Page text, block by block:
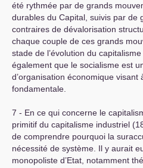
été rythmée par de grands
durables du Capital, suivis par de
contraires de dévalorisation
chaque couple de ces grands
stade de l’évolution du
également que le socialisme est
d’organisation économique
fondamentale.
7 - En ce qui concerne le
primitif du capitalisme industriel
de comprendre pourquoi la
nécessité de système. Il y aurait
monopoliste d’Etat, notamment